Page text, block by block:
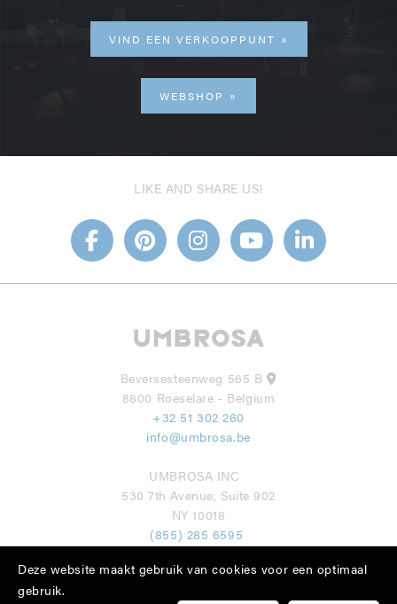
Deze website maakt gebruik van cookies voor een optimaal
gebruik.
VIND EEN VERKOOPPUNT
WEBSHOP
LIKE AND SHARE US!
Beversesteenweg 565 B
8800 Roeselare - Belgium
+32 51 302 260
info@umbrosa.be
UMBROSA INC
530 7th Avenue, Suite 902
NY 10018
(855) 285 6595